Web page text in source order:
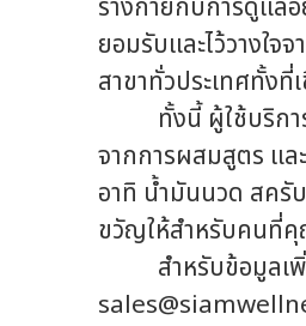
ร่างกายกับการดูแล
ยอมรับและไว้วางใจ
สาขาทั่วประเทศทั้ง
ทั้งนี้ ผู้ใช้บริการ
จากการผสมสูตร แล
อาทิ น้ำมันนวด สครั
ขวัญให้สำหรับคนที่คุ
สำหรับข้อมูลเพิ่ม